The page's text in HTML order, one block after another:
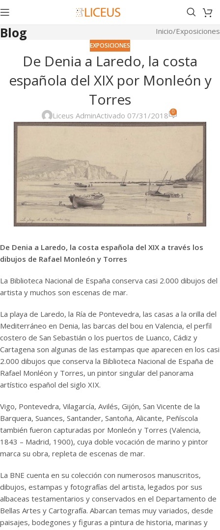
Blog Inicio Exposiciones
EXPOSICIONES
De Denia a Laredo, la costa
española del XIX por Monleón y
Torres
Liceus AdminActivado 07/31/2018 0
De Denia a Laredo, la costa española del XIX a través los
dibujos de Rafael Monleón y Torres
La Biblioteca Nacional de España conserva casi 2.000 dibujos del
artista y muchos son escenas de mar.
La playa de Laredo, la Ría de Pontevedra, las casas a la orilla del
Mediterráneo en Denia, las barcas del bou en Valencia, el perfil
costero de San Sebastián o los puertos de Luanco, Cádiz y
Cartagena son algunas de las estampas que aparecen en los casi
2.000 dibujos que conserva la Biblioteca Nacional de España de
Rafael Monléon y Torres, un pintor singular del panorama
artístico español del siglo XIX.
Vigo, Pontevedra, Vilagarcía, Avilés, Gijón, San Vicente de la
Barquera, Suances, Santander, Santoña, Alicante, Peñíscola
también fueron capturadas por Monleón y Torres (Valencia,
1843 – Madrid, 1900), cuya doble vocación de marino y pintor
marca su obra, repleta de escenas de mar.
La BNE cuenta en su colección con numerosos manuscritos,
dibujos, estampas y fotografías del artista, legados por sus
albaceas testamentarios y conservados en el Departamento de
Bellas Artes y Cartografía. Abarcan temas muy variados, desde
paisajes, bodegones y figuras a pintura de historia, marinas y